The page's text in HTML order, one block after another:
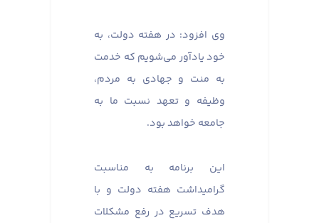
وی افزود: در هفته دولت، به
خود یادآور می‌شویم که خدمت
به منت و جهادی به مردم،
وظیفه و تعهد نسبت ما به
جامعه خواهد بود.
این برنامه به مناسبت
گرامیداشت هفته دولت و با
هدف تسریع در رفع مشکلات